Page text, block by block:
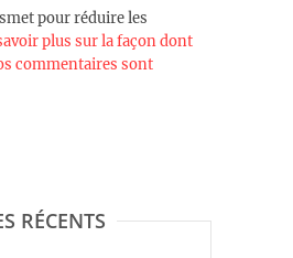
pour réduire les
plus sur la façon dont
commentaires sont
RÉCENTS